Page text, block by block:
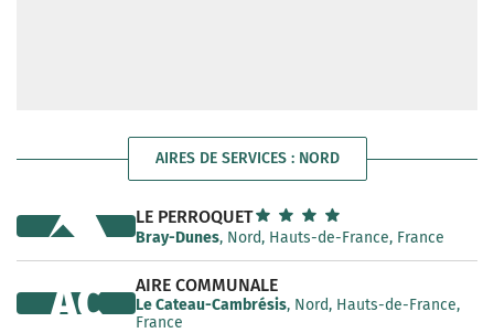
AIRES DE SERVICES : NORD
LE PERROQUET
Bray-Dunes, Nord, Hauts-de-France, France
AIRE COMMUNALE
Le Cateau-Cambrésis, Nord, Hauts-de-France,
France
AC